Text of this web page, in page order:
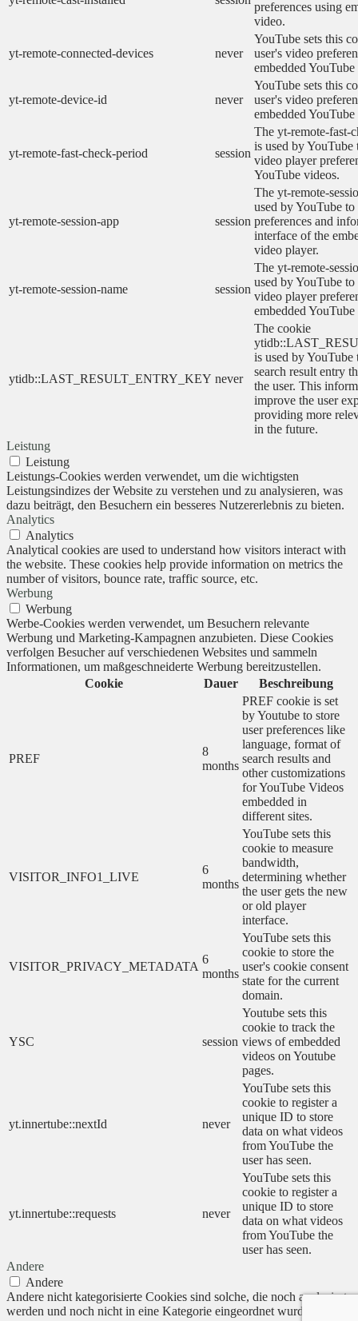
preferences using
video.
yt-remote-connected-devices never
YouTube sets this
user's video
embedded
yt-remote-device-id never
YouTube sets this
user's video
embedded
yt-remote-fast-check-period session
The yt-remote-fast-
is used by YouTube
video player
YouTube videos.
yt-remote-session-app session
The yt-remote-
used by YouTube to
preferences and
interface of the
video player.
yt-remote-session-name session
The yt-remote-
used by YouTube to
video player
embedded
ytidb::LAST_RESULT_ENTRY_KEY never
The cookie
is used by YouTube
search result entry
the user. This
improve the user
providing more
in the future.
Leistung
Leistung
Leistungs-Cookies werden verwendet, um die wichtigsten
Leistungsindizes der Website zu verstehen und zu analysieren, was
dazu beiträgt, den Besuchern ein besseres Nutzererlebnis zu bieten.
Analytics
Analytics
Analytical cookies are used to understand how visitors interact with
the website. These cookies help provide information on metrics the
number of visitors, bounce rate, traffic source, etc.
Werbung
Werbung
Werbe-Cookies werden verwendet, um Besuchern relevante
Werbung und Marketing-Kampagnen anzubieten. Diese Cookies
verfolgen Besucher auf verschiedenen Websites und sammeln
Informationen, um maßgeschneiderte Werbung bereitzustellen.
Cookie
Dauer Beschreibung
PREF
8
months
PREF cookie is set
by Youtube to store
user preferences like
language, format of
search results and
other customizations
for YouTube Videos
embedded in
different sites.
VISITOR_INFO1_LIVE
6
months
YouTube sets this
cookie to measure
bandwidth,
determining whether
the user gets the new
or old player
interface.
VISITOR_PRIVACY_METADATA
6
months
YouTube sets this
cookie to store the
user's cookie consent
state for the current
domain.
YSC session
Youtube sets this
cookie to track the
views of embedded
videos on Youtube
pages.
yt.innertube::nextId never
YouTube sets this
cookie to register a
unique ID to store
data on what videos
from YouTube the
user has seen.
yt.innertube::requests never
YouTube sets this
cookie to register a
unique ID to store
data on what videos
from YouTube the
user has seen.
Andere
Andere
Andere nicht kategorisierte Cookies sind solche, die noch analysiert
werden und noch nicht in eine Kategorie eingeordnet wurden.